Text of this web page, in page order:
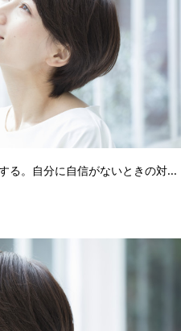
る。自分に自信がないときの対...